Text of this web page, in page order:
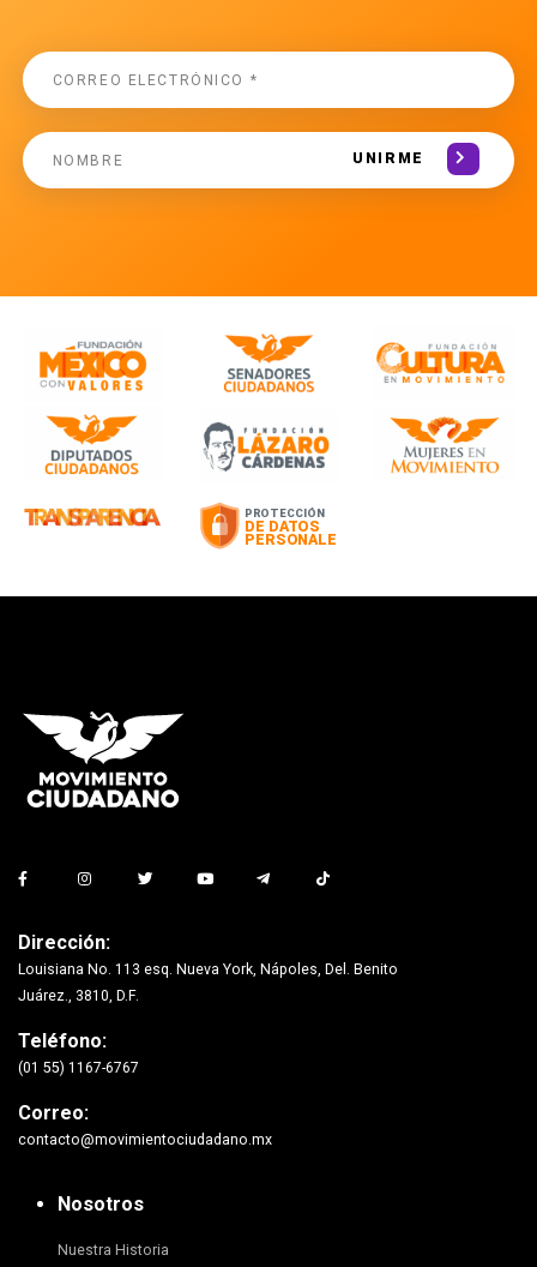
UNIRME
Dirección:
Louisiana No. 113 esq. Nueva York, Nápoles, Del. Benito
Juárez., 3810, D.F.
Teléfono:
(01 55) 1167-6767
Correo:
contacto@movimientociudadano.mx
Nosotros
Nuestra Historia